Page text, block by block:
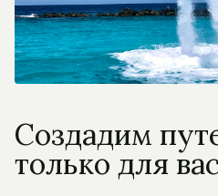
Создадим
только для